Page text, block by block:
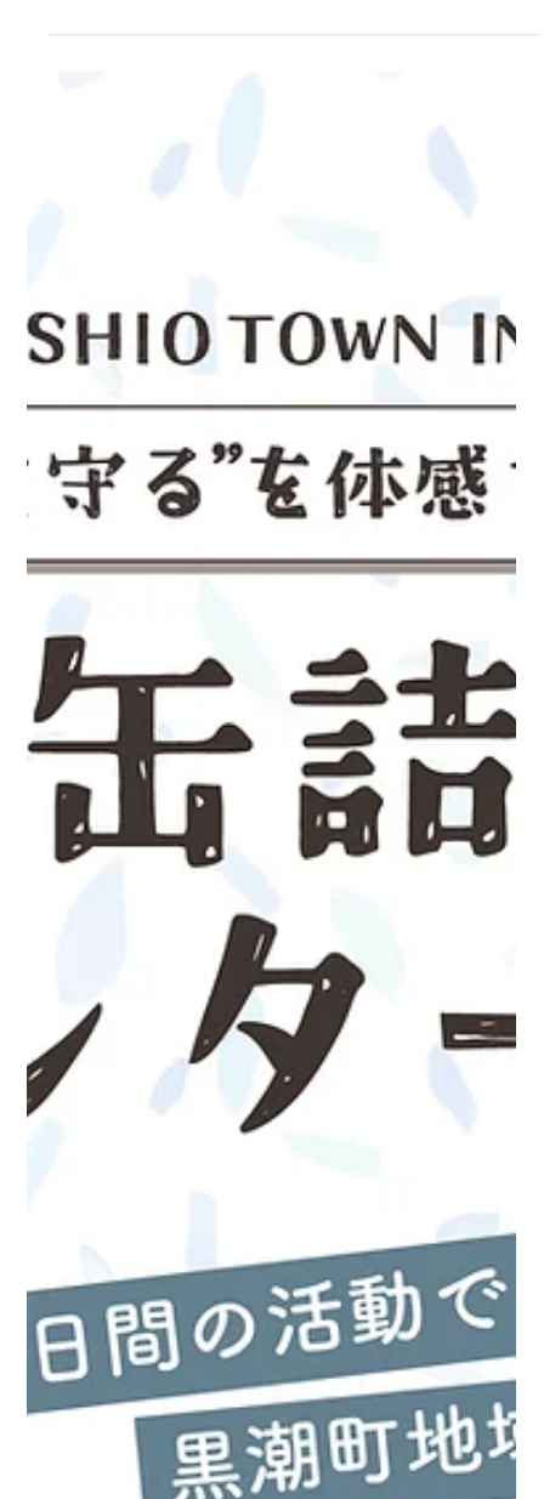
【令和7年度】高知県宿毛市地域おこし協力隊説明会業
宿毛市地域おこし協力隊（農業ミッション「ブランドいちご農業×集落つな
保につなげること。 高知県宿毛市産業振興課 宿毛市地域おこし協力隊
（農業ミッション「ブランドいちご農業×集落つなぎ隊」）の募集等にかか
る戦略作成、記事制作、広告運用、オンライン募集説明会の運営、説明会
参加者のアフターフォローを行った。 ・説明会終了後、希望者を対象に個
具体的な相談ができる場を提供し、応募につなげるためのサポートを徹底